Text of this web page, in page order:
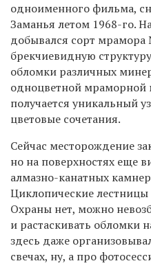
одноименного фильма,
Заманья летом 1968-го.
добывался сорт
брекчиевидную
обломки различных
одноцветной мраморной
получается уникальный
цветовые сочетания.
Сейчас месторождение
но на поверхностях еще
алмазно-канатных
Циклопические
Охраны нет, можно
и растаскивать обломки
здесь даже
свечах, ну, а про